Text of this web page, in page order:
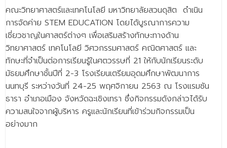
คณะวิทยาศาสตร์และเทคโนโลยี มหาวิทยาลัยสวนดุสิต ดำเนิน
การจัดค่าย STEM EDUCATION โดยได้บูรณาการความ
เชี่ยวชาญในศาสตร์ต่างๆ เพื่อเสริมสร้างทักษะทางด้าน
วิทยาศาสตร์ เทคโนโลยี วิศวกรรมศาสตร์ คณิตศาสตร์ และ
ทักษะที่จำเป็นต่อการเรียนรู้ในศตวรรษที่ 21 ให้กับนักเรียนระดับ
มัธยมศึกษาชั้นปีที่ 2-3 โรงเรียนเตรียมอุดมศึกษาพัฒนาการ
นนทบุรี ระหว่างวันที่ 24-25 พฤศจิกายน 2563 ณ โรงแรมซัน
ธารา อำเภอเมือง จังหวัดฉะเชิงเทรา ซึ่งกิจกรรมดังกล่าวได้รับ
ความสนใจจากผู้บริหาร ครูและนักเรียนที่เข้าร่วมกิจกรรมเป็น
อย่างมาก